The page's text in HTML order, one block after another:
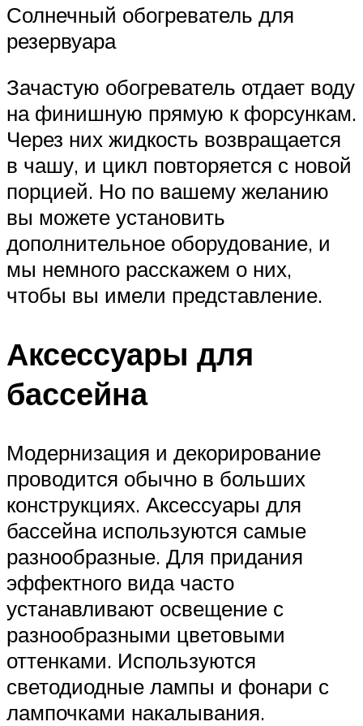
Солнечный обогреватель для
резервуара
Зачастую обогреватель отдает воду
на финишную прямую к форсункам.
Через них жидкость возвращается
в чашу, и цикл повторяется с новой
порцией. Но по вашему желанию
вы можете установить
дополнительное оборудование, и
мы немного расскажем о них,
чтобы вы имели представление.
Аксессуары для
бассейна
Модернизация и декорирование
проводится обычно в больших
конструкциях. Аксессуары для
бассейна используются самые
разнообразные. Для придания
эффектного вида часто
устанавливают освещение с
разнообразными цветовыми
оттенками. Используются
светодиодные лампы и фонари с
лампочками накалывания.